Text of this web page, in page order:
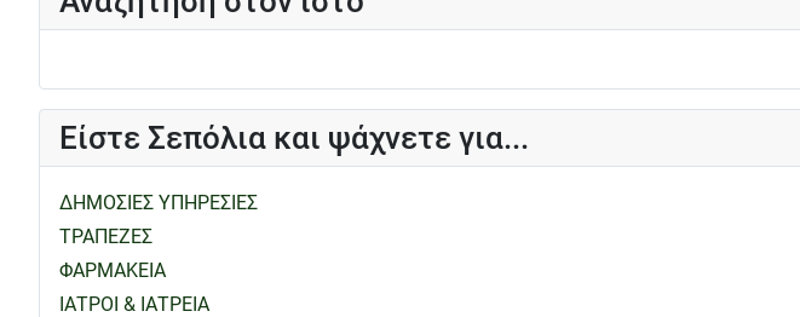
Είστε Σεπόλια και ψάχνετε για...
ΔΗΜΟΣΙΕΣ ΥΠΗΡΕΣΙΕΣ
ΤΡΑΠΕΖΕΣ
ΦΑΡΜΑΚΕΙΑ
ΙΑΤΡΟΙ & ΙΑΤΡΕΙΑ